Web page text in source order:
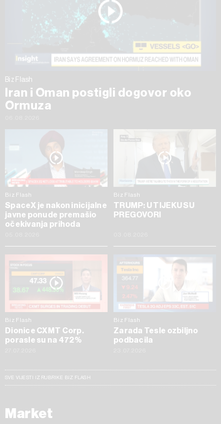
Biz Flash
Iran i Oman postigli dogovor oko
Ormuza
Biz Flash
SpaceX je nakon inicijalne
javne ponude premašio
očekivanja prihoda
Biz Flash
TRUMP: U TIJEKU SU
PREGOVORI
Biz Flash
Dionice CXMT Corp.
porasle su na 472%
Biz Flash
Zarada Tesle ozbiljno
podbacila
SVE VIJESTI IZ RUBRIKE BIZ FLASH
Market